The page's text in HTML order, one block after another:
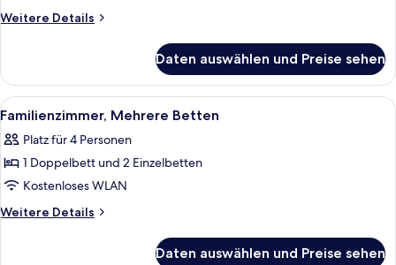
Weitere Details
Weitere
Zimmer,
2 Einzelbetten
Daten auswählen und Preise sehen
Alle
Fotos
für
Familienzimmer,
Mehrere
Betten
Ein modernes Hotelzimmer mit
3
Familienzimmer, Mehrere Betten
Platz für 4 Personen
1 Doppelbett und 2 Einzelbetten
Kostenloses WLAN
Weitere Details
Weitere
Daten auswählen und Preise sehen